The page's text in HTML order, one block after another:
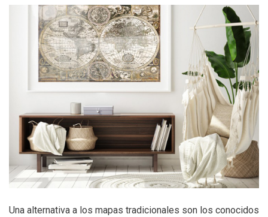
Una alternativa a los mapas tradicionales son los conocidos